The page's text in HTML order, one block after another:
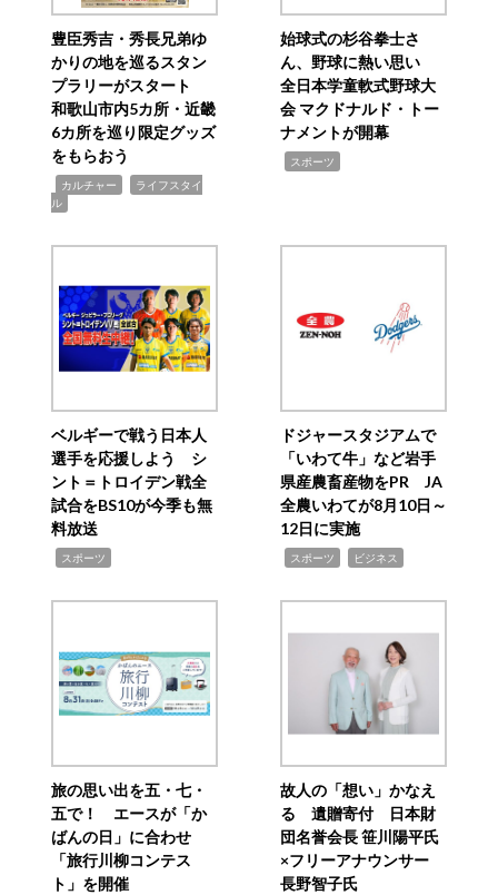
豊臣秀吉・秀長兄弟ゆ
かりの地を巡るスタン
プラリーがスタート
和歌山市内5カ所・近畿
6カ所を巡り限定グッズ
をもらおう
カルチャー
ライフスタイ
ル
始球式の杉谷拳士さ
ん、野球に熱い思い
全日本学童軟式野球大
会 マクドナルド・トー
ナメントが開幕
スポーツ
ベルギーで戦う日本人
選手を応援しよう シ
ント＝トロイデン戦全
試合をBS10が今季も無
料放送
スポーツ
ドジャースタジアムで
「いわて牛」など岩手
県産農畜産物をPR JA
全農いわてが8月10日～
12日に実施
スポーツ ビジネス
旅の思い出を五・七・
五で！ エースが「か
ばんの日」に合わせ
「旅行川柳コンテス
ト」を開催
故人の「想い」かなえ
る 遺贈寄付 日本財
団名誉会長 笹川陽平氏
×フリーアナウンサー
長野智子氏